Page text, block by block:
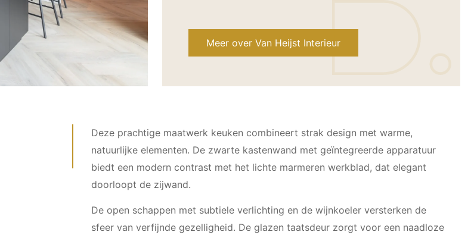
Meer over Van Heijst Interieur
Deze prachtige maatwerk keuken combineert strak design met warme,
natuurlijke elementen. De zwarte kastenwand met geïntegreerde apparatuur
biedt een modern contrast met het lichte marmeren werkblad, dat elegant
doorloopt de zijwand.
De open schappen met subtiele verlichting en de wijnkoeler versterken de
sfeer van verfijnde gezelligheid. De glazen taatsdeur zorgt voor een naadloze